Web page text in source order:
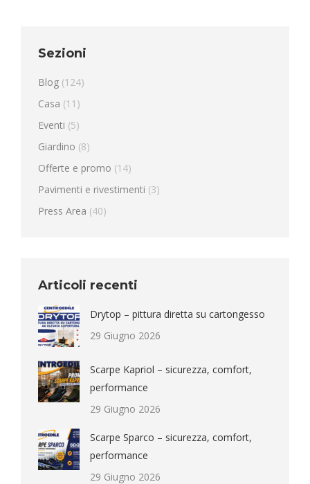
Sezioni
Blog (124)
Casa (11)
Eventi (5)
Giardino (8)
Offerte e promo (14)
Pavimenti e rivestimenti (3)
Press Area (40)
Articoli recenti
Drytop – pittura diretta su cartongesso
29 Giugno 2026
Scarpe Kapriol – sicurezza, comfort,
performance
29 Giugno 2026
Scarpe Sparco – sicurezza, comfort,
performance
29 Giugno 2026